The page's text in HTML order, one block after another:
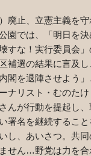
廃止、立憲主義を
園では、「明日を
すな！実行委員会
補選の結果に言及
閣を退陣させよう
ナリスト・むのた
んが行動を提起し
署名を継続するこ
し、あいさつ。共
せん…野党は力を